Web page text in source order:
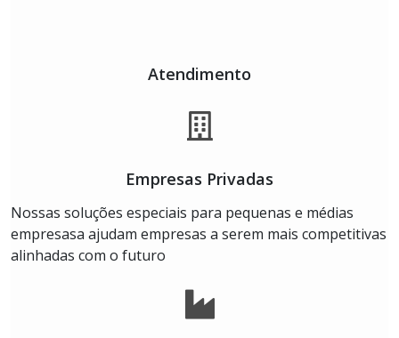
Atendimento
Empresas Privadas
Nossas soluções especiais para pequenas e médias
empresasa ajudam empresas a serem mais competitivas
alinhadas com o futuro